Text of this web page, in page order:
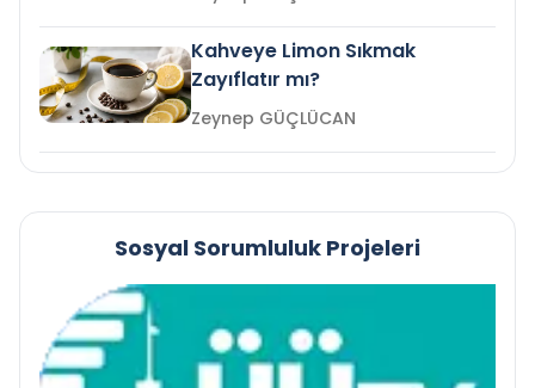
Kahveye Limon Sıkmak
Zayıflatır mı?
Zeynep GÜÇLÜCAN
Sosyal Sorumluluk Projeleri